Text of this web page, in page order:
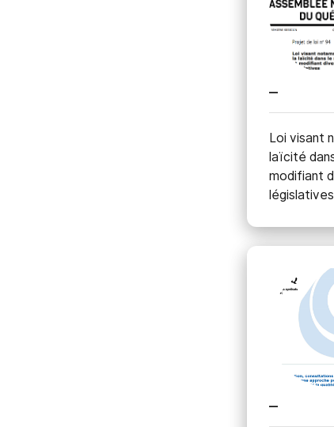
Loi visant
laïcité
modifiant
législatives